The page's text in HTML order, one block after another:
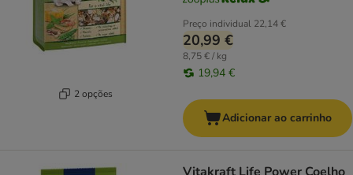
2 opções
Preço individual 22,14 €
20,99 €
8,75 € / kg
19,94 €
Adicionar ao carrinho